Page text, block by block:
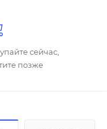
сейчас,
позже